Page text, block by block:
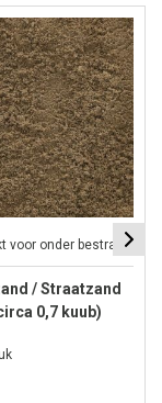
Geschikt voor onder bestrating
/ Straatzand
0,7 kuub)